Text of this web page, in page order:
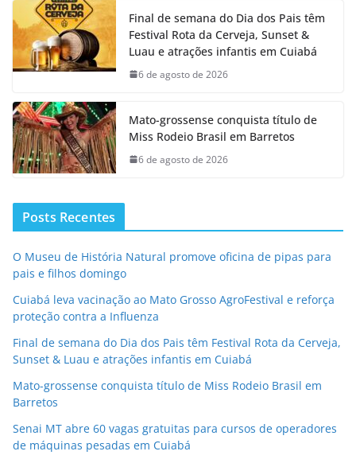
Final de semana do Dia dos Pais têm
Festival Rota da Cerveja, Sunset &
Luau e atrações infantis em Cuiabá
6 de agosto de 2026
Mato-grossense conquista título de
Miss Rodeio Brasil em Barretos
6 de agosto de 2026
Posts Recentes
O Museu de História Natural promove oficina de pipas para
pais e filhos domingo
Cuiabá leva vacinação ao Mato Grosso AgroFestival e reforça
proteção contra a Influenza
Final de semana do Dia dos Pais têm Festival Rota da Cerveja,
Sunset & Luau e atrações infantis em Cuiabá
Mato-grossense conquista título de Miss Rodeio Brasil em
Barretos
Senai MT abre 60 vagas gratuitas para cursos de operadores
de máquinas pesadas em Cuiabá